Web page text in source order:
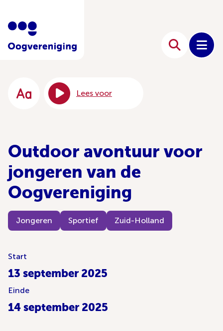
Lees voor
Outdoor avontuur voor
jongeren van de
Oogvereniging
Jongeren Sportief Zuid-Holland
Start
13 september 2025
Einde
14 september 2025